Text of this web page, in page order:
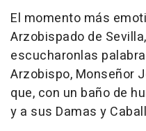
El momento más
Arzobispado de
escucharonlas
Arzobispo, Monseñor
que, con un baño de
y a sus Damas y